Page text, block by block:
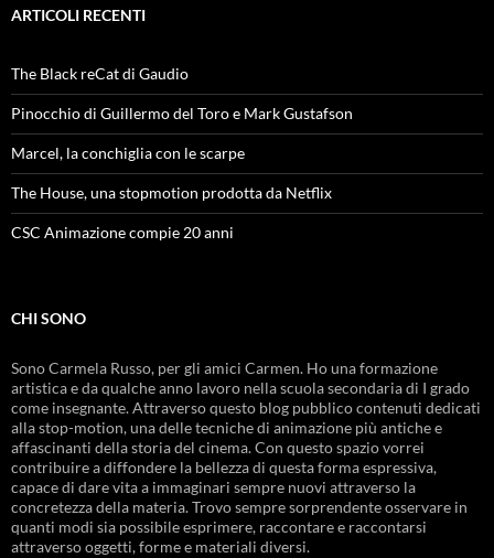
ARTICOLI RECENTI
The Black reCat di Gaudio
Pinocchio di Guillermo del Toro e Mark Gustafson
Marcel, la conchiglia con le scarpe
The House, una stopmotion prodotta da Netflix
CSC Animazione compie 20 anni
CHI SONO
Sono Carmela Russo, per gli amici Carmen. Ho una formazione
artistica e da qualche anno lavoro nella scuola secondaria di I grado
come insegnante. Attraverso questo blog pubblico contenuti dedicati
alla stop-motion, una delle tecniche di animazione più antiche e
affascinanti della storia del cinema. Con questo spazio vorrei
contribuire a diffondere la bellezza di questa forma espressiva,
capace di dare vita a immaginari sempre nuovi attraverso la
concretezza della materia. Trovo sempre sorprendente osservare in
quanti modi sia possibile esprimere, raccontare e raccontarsi
attraverso oggetti, forme e materiali diversi.